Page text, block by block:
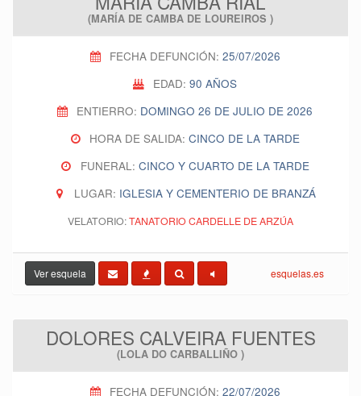
(MARÍA DE CAMBA DE LOUREIROS )
FECHA DEFUNCIÓN: 25/07/2026
EDAD: 90 AÑOS
ENTIERRO: DOMINGO 26 DE JULIO DE 2026
HORA DE SALIDA:CINCO DE LA TARDE
FUNERAL: CINCO Y CUARTO DE LA TARDE
LUGAR: IGLESIA Y CEMENTERIO DE BRANZÁ
VELATORIO:TANATORIO CARDELLE DE ARZÚA
Ver esquela esquelas.es
DOLORES CALVEIRA FUENTES
(LOLA DO CARBALLIÑO )
FECHA DEFUNCIÓN: 22/07/2026